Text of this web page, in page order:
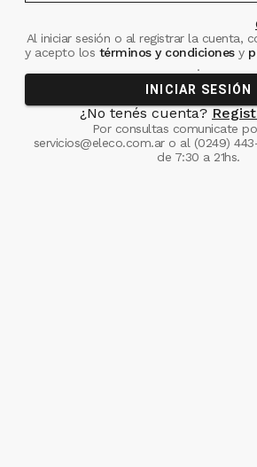
Al iniciar sesión o al registrar la cuenta,
y acepto los términos y condiciones y
.
INICIAR SESIÓN
¿No tenés cuenta?
Por consultas comunicate
servicios@eleco.com.aro al (0249)
de 7:30 a 21hs.